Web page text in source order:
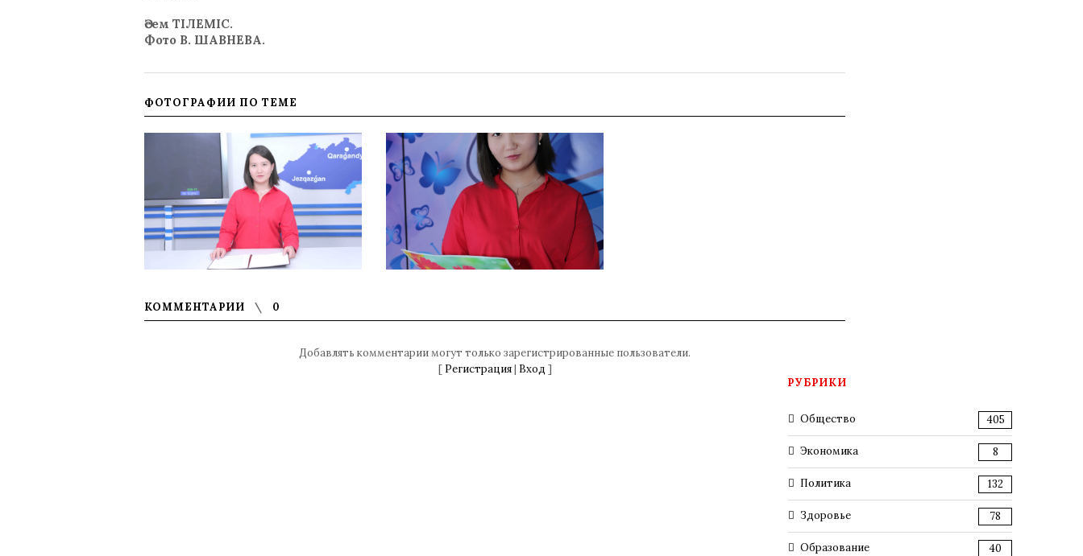
Әсем ТІЛЕМІС.
Фото В. ШАВНЕВА.
ФОТОГРАФИИ ПО ТЕМЕ
КОММЕНТАРИИ 0
Добавлять комментарии могут только зарегистрированные пользователи.
[ Регистрация| Вход ]
РУБРИКИ
Общество 405
Экономика 8
Политика 132
Здоровье 78
Образование 40